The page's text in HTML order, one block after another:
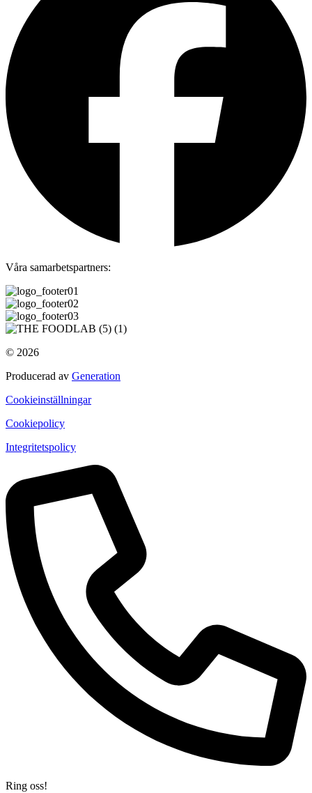
Våra samarbetspartners:
© 2026
Producerad av Generation
Cookieinställningar
Cookiepolicy
Integritetspolicy
Ring oss!